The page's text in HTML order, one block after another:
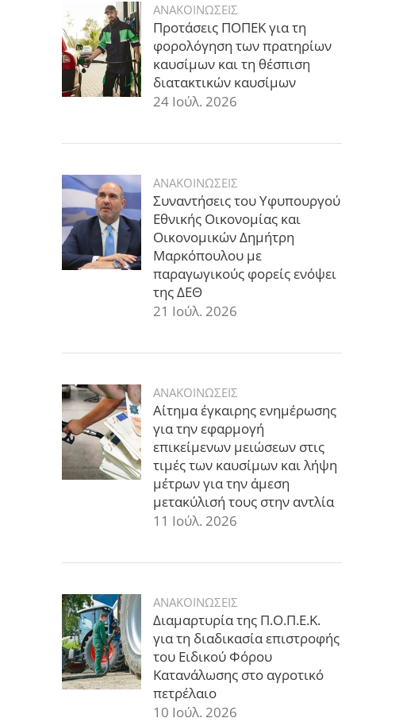
ΑΝΑΚΟΙΝΩΣΕΙΣ
Προτάσεις ΠΟΠΕΚ για τη
φορολόγηση των πρατηρίων
καυσίμων και τη θέσπιση
διατακτικών καυσίμων
24 Ιούλ. 2026
ΑΝΑΚΟΙΝΩΣΕΙΣ
Συναντήσεις του Υφυπουργού
Εθνικής Οικονομίας και
Οικονομικών Δημήτρη
Μαρκόπουλου με
παραγωγικούς φορείς ενόψει
της ΔΕΘ
21 Ιούλ. 2026
ΑΝΑΚΟΙΝΩΣΕΙΣ
Αίτημα έγκαιρης ενημέρωσης
για την εφαρμογή
επικείμενων μειώσεων στις
τιμές των καυσίμων και λήψη
μέτρων για την άμεση
μετακύλισή τους στην αντλία
11 Ιούλ. 2026
ΑΝΑΚΟΙΝΩΣΕΙΣ
Διαμαρτυρία της Π.Ο.Π.Ε.Κ.
για τη διαδικασία επιστροφής
του Ειδικού Φόρου
Κατανάλωσης στο αγροτικό
πετρέλαιο
10 Ιούλ. 2026